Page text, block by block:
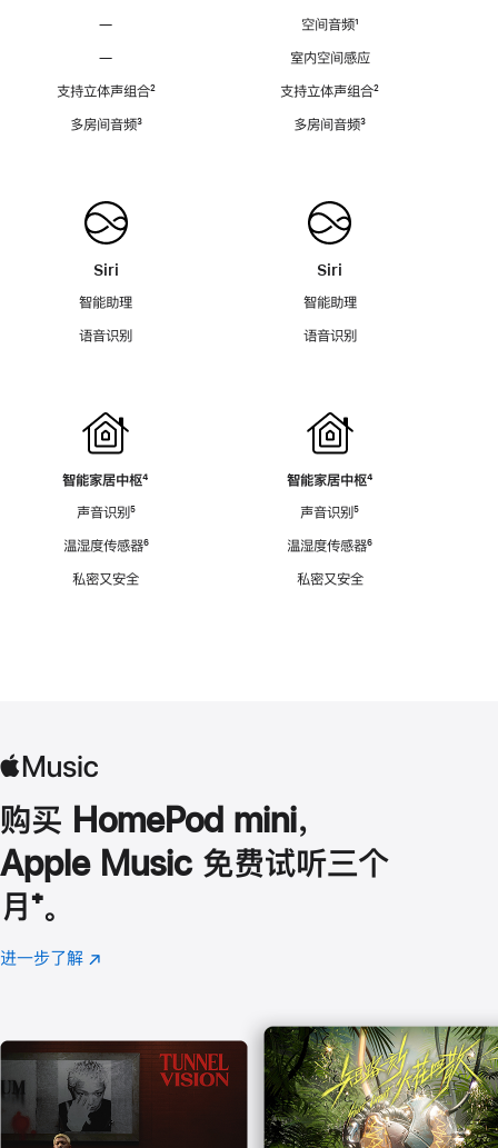
—
—
支持立体声组合脚
²
多房间音频脚
³
Siri
智能助理
语音识别
智能家居中枢脚
⁴
声音识别脚
⁵
温湿度传感器脚
⁶
私密又安全
空间音频脚
¹
室内空间感应
支持立体声组合脚
²
多房间音频脚
³
Siri
智能助理
语音识别
智能家居中枢脚
⁴
声音识别脚
⁵
温湿度传感器脚
⁶
私密又安全
购买 HomePod mini，
Apple Music 免费试听三个
月 脚
注
⁺。
进一步了解 Apple
(在
口
中
打
开)